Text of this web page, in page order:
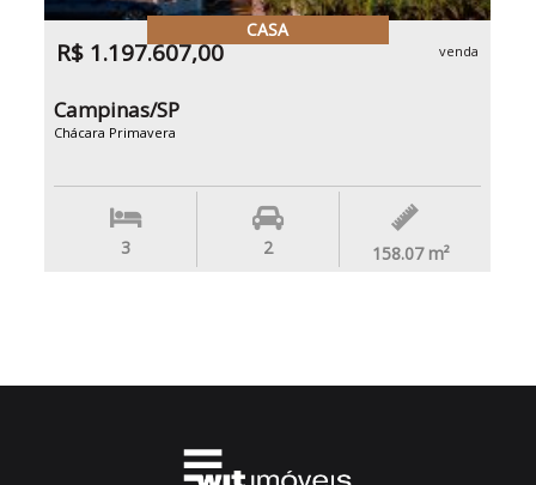
CASA
R$ 1.197.607,00 venda
Campinas/SP
Chácara Primavera
3 2 158.07 m²